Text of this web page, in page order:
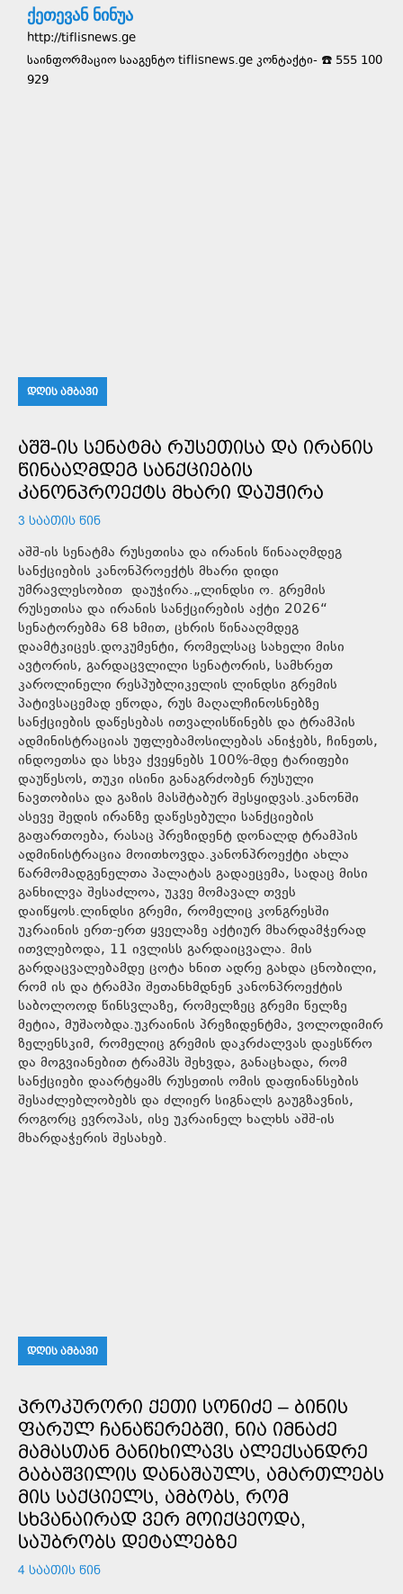
ქეთევან ნინუა
http://tiflisnews.ge
საინფორმაციო სააგენტო tiflisnews.ge კონტაქტი- ☎️ 555 100
929
ᲓᲦᲘᲡ ᲐᲛᲑᲐᲕᲘ
ᲐᲨᲨ-ᲘᲡ ᲡᲔᲜᲐᲢᲛᲐ ᲠᲣᲡᲔᲗᲘᲡᲐ ᲓᲐ ᲘᲠᲐᲜᲘᲡ
ᲬᲘᲜᲐᲐᲦᲛᲓᲔᲒ ᲡᲐᲜᲥᲪᲘᲔᲑᲘᲡ
ᲙᲐᲜᲝᲜᲞᲠᲝᲔᲥᲢᲡ ᲛᲮᲐᲠᲘ ᲓᲐᲣᲭᲘᲠᲐ
3 ᲡᲐᲐᲗᲘᲡ ᲬᲘᲜ
აშშ-ის სენატმა რუსეთისა და ირანის წინააღმდეგ
სანქციების კანონპროექტს მხარი დიდი
უმრავლესობით დაუჭირა.„ლინდსი ო. გრემის
რუსეთისა და ირანის სანქცირების აქტი 2026“
სენატორებმა 68 ხმით, ცხრის წინააღმდეგ
დაამტკიცეს.დოკუმენტი, რომელსაც სახელი მისი
ავტორის, გარდაცვლილი სენატორის, სამხრეთ
კაროლინელი რესპუბლიკელის ლინდსი გრემის
პატივსაცემად ეწოდა, რუს მაღალჩინოსნებზე
სანქციების დაწესებას ითვალისწინებს და ტრამპის
ადმინისტრაციას უფლებამოსილებას ანიჭებს, ჩინეთს,
ინდოეთსა და სხვა ქვეყნებს 100%-მდე ტარიფები
დაუწესოს, თუკი ისინი განაგრძობენ რუსული
ნავთობისა და გაზის მასშტაბურ შესყიდვას.კანონში
ასევე შედის ირანზე დაწესებული სანქციების
გაფართოება, რასაც პრეზიდენტ დონალდ ტრამპის
ადმინისტრაცია მოითხოვდა.კანონპროექტი ახლა
წარმომადგენელთა პალატას გადაეცემა, სადაც მისი
განხილვა შესაძლოა, უკვე მომავალ თვეს
დაიწყოს.ლინდსი გრემი, რომელიც კონგრესში
უკრაინის ერთ-ერთ ყველაზე აქტიურ მხარდამჭერად
ითვლებოდა, 11 ივლისს გარდაიცვალა. მის
გარდაცვალებამდე ცოტა ხნით ადრე გახდა ცნობილი,
რომ ის და ტრამპი შეთანხმდნენ კანონპროექტის
საბოლოოდ წინსვლაზე, რომელზეც გრემი წელზე
მეტია, მუშაობდა.უკრაინის პრეზიდენტმა, ვოლოდიმირ
ზელენსკიმ, რომელიც გრემის დაკრძალვას დაესწრო
და მოგვიანებით ტრამპს შეხვდა, განაცხადა, რომ
სანქციები დაარტყამს რუსეთის ომის დაფინანსების
შესაძლებლობებს და ძლიერ სიგნალს გაუგზავნის,
როგორც ევროპას, ისე უკრაინელ ხალხს აშშ-ის
მხარდაჭერის შესახებ.
ᲓᲦᲘᲡ ᲐᲛᲑᲐᲕᲘ
ᲞᲠᲝᲙᲣᲠᲝᲠᲘ ᲥᲔᲗᲘ ᲡᲝᲜᲘᲫᲔ – ᲑᲘᲜᲘᲡ
ᲤᲐᲠᲣᲚ ᲩᲐᲜᲐᲬᲔᲠᲔᲑᲨᲘ, ᲜᲘᲐ ᲘᲛᲜᲐᲫᲔ
ᲛᲐᲛᲐᲡᲗᲐᲜ ᲒᲐᲜᲘᲮᲘᲚᲐᲕᲡ ᲐᲚᲔᲥᲡᲐᲜᲓᲠᲔ
ᲒᲐᲑᲐᲨᲕᲘᲚᲘᲡ ᲓᲐᲜᲐᲨᲐᲣᲚᲡ, ᲐᲛᲐᲠᲗᲚᲔᲑᲡ
ᲛᲘᲡ ᲡᲐᲥᲪᲘᲔᲚᲡ, ᲐᲛᲑᲝᲑᲡ, ᲠᲝᲛ
ᲡᲮᲕᲐᲜᲐᲘᲠᲐᲓ ᲕᲔᲠ ᲛᲝᲘᲥᲪᲔᲝᲓᲐ,
ᲡᲐᲣᲑᲠᲝᲑᲡ ᲓᲔᲢᲐᲚᲔᲑᲖᲔ
4 ᲡᲐᲐᲗᲘᲡ ᲬᲘᲜ